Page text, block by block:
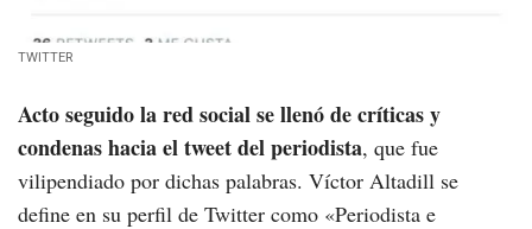
TWITTER
Acto seguido la red social se llenó de críticas y
condenas hacia el tweet del periodista, que fue
vilipendiado por dichas palabras. Víctor Altadill se
define en su perfil de Twitter como «Periodista e